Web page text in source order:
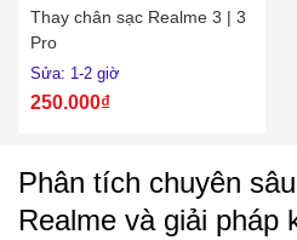
Thay chân sạc Realme 3 | 3
Pro
Sửa: 1-2 giờ
250.000₫
Phân tích chuyên
Realme và giải pháp